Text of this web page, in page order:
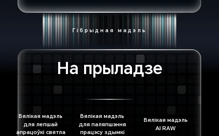
На прыладзе
Вялікая мадэль
для лепшай
апрацоўкі святла
Вялікая мадэль
для паляпшэння
працэсу здымкі
Вялікая мадэль
AI RAW
Гібрыдная мадэль